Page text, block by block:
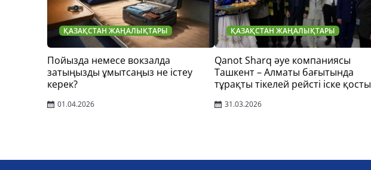
ҚАЗАҚСТАН ЖАҢАЛЫҚТАРЫ
Пойызда немесе вокзалда
затыңызды ұмытсаңыз не істеу
керек?
01.04.2026
ҚАЗАҚСТАН ЖАҢАЛЫҚТАРЫ
Qanot Sharq әуе компаниясы
Ташкент – Алматы бағытында
тұрақты тікелей рейсті іске қосты
31.03.2026